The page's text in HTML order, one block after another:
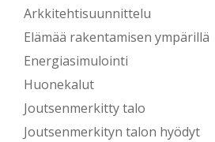
Arkkitehtisuunnittelu
Elämää rakentamisen ympärillä
Energiasimulointi
Huonekalut
Joutsenmerkitty talo
Joutsenmerkityn talon hyödyt